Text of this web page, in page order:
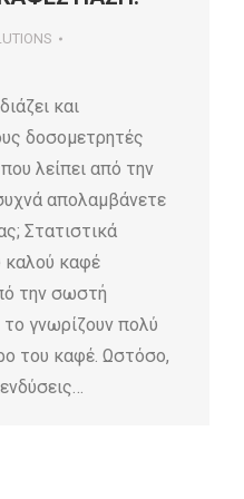
και
δοσομετρητές
λείπει από την
απολαμβάνετε
Στατιστικά
καλού καφέ
την σωστή
γνωρίζουν πολύ
του καφέ. Ωστόσο,